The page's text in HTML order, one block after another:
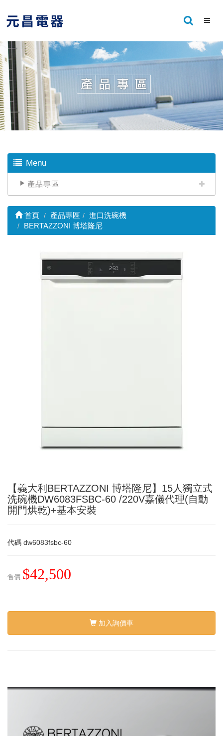
Menu
產品專區
首頁 產品專區
進口洗碗機
BERTAZZONI 博塔隆尼
【義大利BERTAZZONI 博塔隆尼】15人獨立式
洗碗機DW6083FSBC-60 /220V嘉儀代理(自動
開門烘乾)+基本安裝
代碼 dw6083fsbc-60
售價 $42,500
加入詢價車